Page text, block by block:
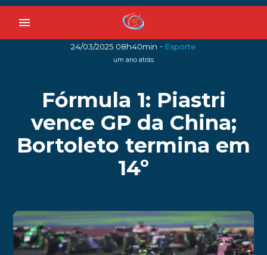
menu
24/03/2025 08h40min - Esporte
um ano atrás
Fórmula 1: Piastri
vence GP da China;
Bortoleto termina em
14º